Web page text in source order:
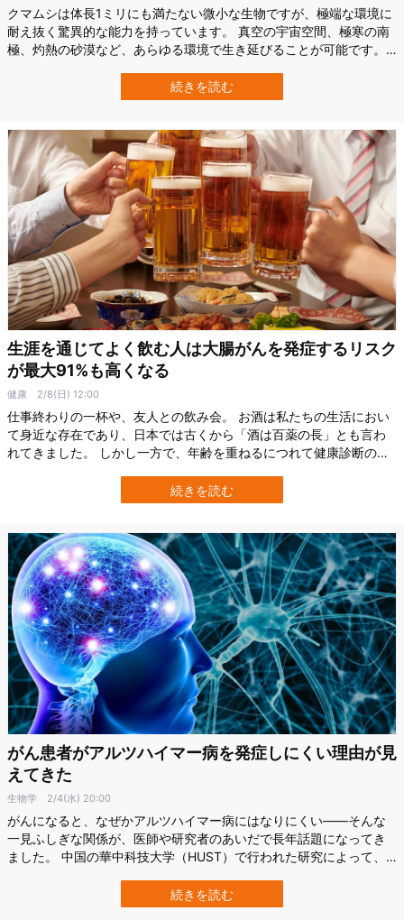
クマムシは体長1ミリにも満たない微小な生物ですが、極端な環境に
耐え抜く驚異的な能力を持っています。 真空の宇宙空間、極寒の南
極、灼熱の砂漠など、あらゆる環境で生き延びることが可能です。
シが持つ特殊なタンパク質「Dsup」をマウスの組織内に発現させる
ことで、放射線によるDNAの損傷を大幅に抑えられることを実証し
続きを読む
生涯を通じてよく飲む人は大腸がんを発症するリスク
が最大91%も高くなる
健康 2/8(日) 12:00
仕事終わりの一杯や、友人との飲み会。 お酒は私たちの生活におい
て身近な存在であり、日本では古くから「酒は百薬の長」とも言わ
れてきました。 しかし一方で、年齢を重ねるにつれて健康診断の結
いう方も多いのではないでしょうか。 特に、食生活の欧米化などに
伴い日本でも罹患数が増加している「大腸がん」とアルコールの関
続きを読む
がん患者がアルツハイマー病を発症しにくい理由が見
えてきた
生物学 2/4(水) 20:00
がんになると、なぜかアルツハイマー病にはなりにくい――そんな
一見ふしぎな関係が、医師や研究者のあいだで長年話題になってき
ました。 中国の華中科技大学（HUST）で行われた研究によって、
胞が「シスタチンC」というタンパク質を血液中にたくさん放ち、そ
の一部が脳に入り込んで、アルツハイマー病の原因候補とされるア
続きを読む